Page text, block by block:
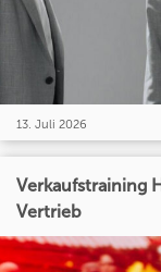
13. Juli 2026
Verkaufstraining
Vertrieb